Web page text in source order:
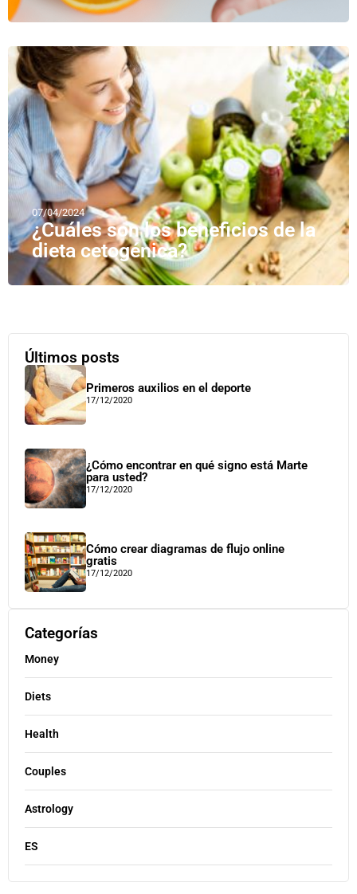
07/04/2024
¿Cuáles son los beneficios de la
dieta cetogénica?
Últimos posts
Primeros auxilios en el deporte
17/12/2020
¿Cómo encontrar en qué signo está Marte
para usted?
17/12/2020
Cómo crear diagramas de flujo online
gratis
17/12/2020
Categorías
Money
Diets
Health
Couples
Astrology
ES